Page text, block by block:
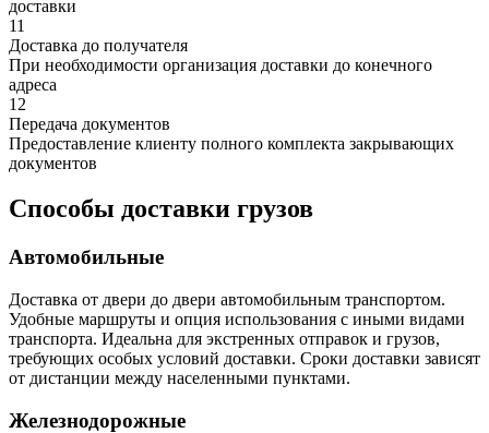
доставки
11
Доставка до получателя
При необходимости организация доставки до конечного
адреса
12
Передача документов
Предоставление клиенту полного комплекта закрывающих
документов
Способы доставки грузов
Автомобильные
Доставка от двери до двери автомобильным транспортом.
Удобные маршруты и опция использования с иными видами
транспорта. Идеальна для экстренных отправок и грузов,
требующих особых условий доставки. Сроки доставки зависят
от дистанции между населенными пунктами.
Железнодорожные